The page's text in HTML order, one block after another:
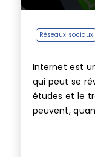
Réseaux sociaux
Internet est
qui peut se
études et le
peuvent,